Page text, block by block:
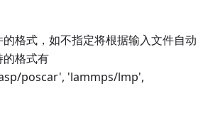
格式，如不指定将根据输入文件自动
的格式有
poscar', 'lammps/lmp',